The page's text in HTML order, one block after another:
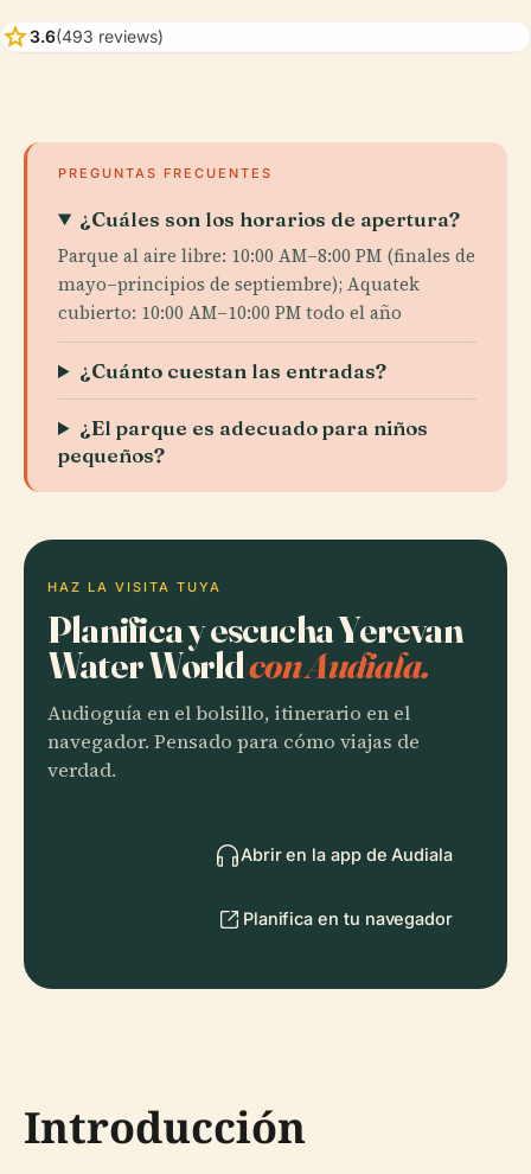
star3.6(493 reviews)
PREGUNTAS FRECUENTES
¿Cuáles son los horarios de apertura?
Parque al aire libre: 10:00 AM–8:00 PM (finales de
mayo–principios de septiembre); Aquatek
cubierto: 10:00 AM–10:00 PM todo el año
¿Cuánto cuestan las entradas?
¿El parque es adecuado para niños
pequeños?
HAZ LA VISITA TUYA
Planifica y escucha Yerevan
Water Worldcon Audiala.
Audioguía en el bolsillo, itinerario en el
navegador. Pensado para cómo viajas de
verdad.
Abrir en la app de Audiala
Planifica en tu navegador
Introducción